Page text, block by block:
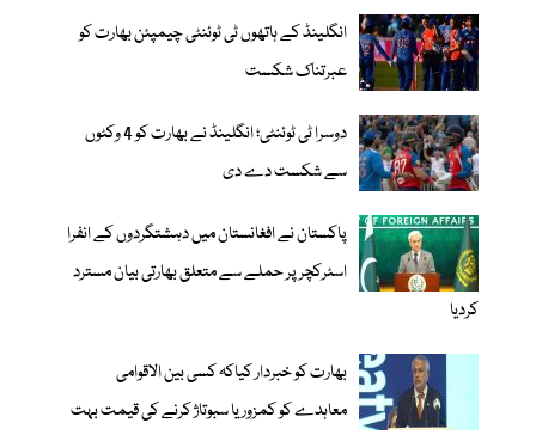
انگلینڈ کے ہاتھوں ٹی ٹوئنٹی چیمپئن بھارت کو
عبرتناک شکست
دوسرا ٹی ٹوئنٹی؛ انگلینڈ نے بھارت کو 4 وکٹوں
سے شکست دے دی
پاکستان نے افغانستان میں دہشتگردوں کے انفرا
اسٹرکچر پر حملے سے متعلق بھارتی بیان مسترد
کردیا
بھارت کو خبردار کیاکہ کسی بین الاقوامی
معاہدے کو کمزور یا سبوتاژ کرنے کی قیمت بہت